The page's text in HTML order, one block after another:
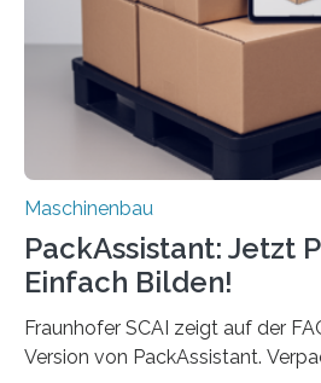
Exemplare pro Stunde. Je nach
Auftrag kann das Umrüsten…
Maschinenbau
PackAssistant: Jetzt
Einfach Bilden!
Fraunhofer SCAI zeigt auf der
Version von PackAssistant.